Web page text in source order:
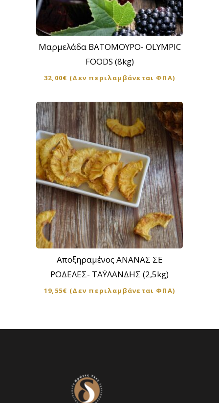
Μαρμελάδα ΒΑΤΟΜΟΥΡΟ- OLYMPIC
FOODS (8kg)
32,00€ (Δεν περιλαμβάνεται ΦΠΑ)
Αποξηραμένος ΑΝΑΝΑΣ ΣΕ
ΡΟΔΕΛΕΣ- ΤΑΫΛΑΝΔΗΣ (2,5kg)
19,55€ (Δεν περιλαμβάνεται ΦΠΑ)